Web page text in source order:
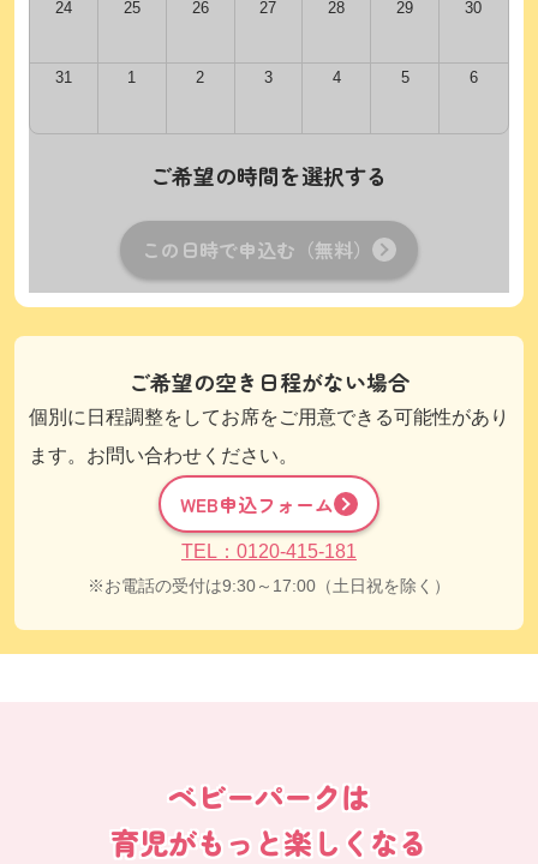
24 25 26 27 28 29 30
31 1 2 3 4 5 6
ご希望の時間を選択する
この日時で申込む（無料）
ご希望の空き日程がない場合
個別に日程調整をしてお席をご用意できる可能性があり
ます。お問い合わせください。
WEB申込フォーム
TEL：0120-415-181
お電話の受付は9:30～17:00（土日祝を除く）
ベビーパークは
育児がもっと楽しくなる